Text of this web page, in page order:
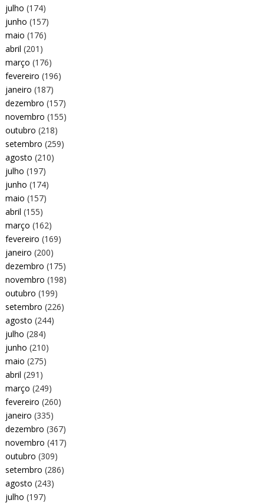
julho (174)
junho (157)
maio (176)
abril (201)
março (176)
fevereiro (196)
janeiro (187)
dezembro (157)
novembro (155)
outubro (218)
setembro (259)
agosto (210)
julho (197)
junho (174)
maio (157)
abril (155)
março (162)
fevereiro (169)
janeiro (200)
dezembro (175)
novembro (198)
outubro (199)
setembro (226)
agosto (244)
julho (284)
junho (210)
maio (275)
abril (291)
março (249)
fevereiro (260)
janeiro (335)
dezembro (367)
novembro (417)
outubro (309)
setembro (286)
agosto (243)
julho (197)